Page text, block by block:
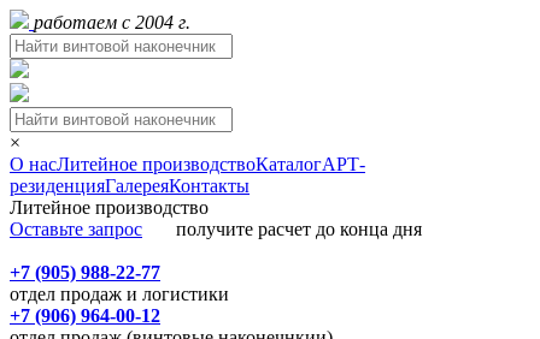
работаем с 2004 г.
×
О насЛитейное производствоКаталогАРТ-
резиденцияГалереяКонтакты
Литейное производство
Оставьте запрос получите расчет до конца дня
+7 (905) 988-22-77
отдел продаж и логистики
+7 (906) 964-00-12